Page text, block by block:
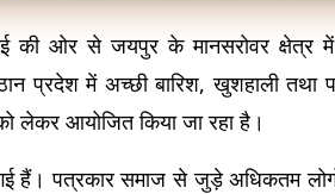
की ओर से जयपुर के मानसरोवर क्षेत्र
प्रदेश में अच्छी बारिश, खुशहाली
लेकर आयोजित किया जा रहा है।
हैं। पत्रकार समाज से जुड़े अधिकतम